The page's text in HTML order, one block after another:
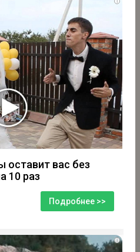
оставит вас без
10 раз
Подробнее >>
i